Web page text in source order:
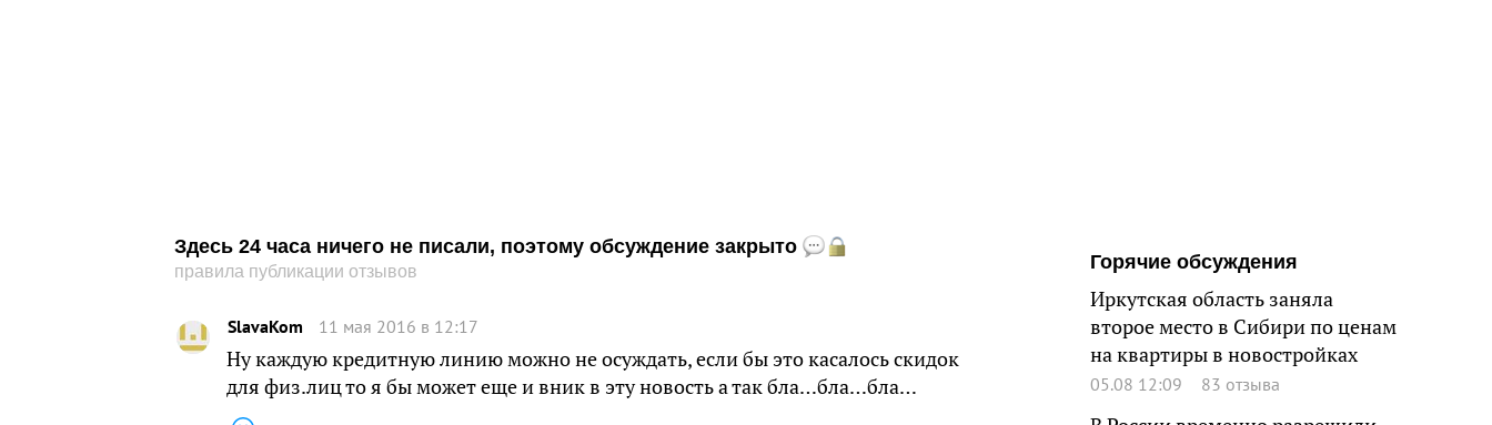
Здесь 24 часа ничего не писали, поэтому обсуждение закрыто
правила публикации отзывов
SlavaKom 11 мая 2016 в 12:17
Ну каждую кредитную линию можно не осуждать, если бы это касалось скидок
для физ.лиц то я бы может еще и вник в эту новость а так бла…бла…бла…
Горячие обсуждения
Иркутская область заняла
второе место в Сибири по ценам
на квартиры в новостройках
05.08 12:09 83 отзыва